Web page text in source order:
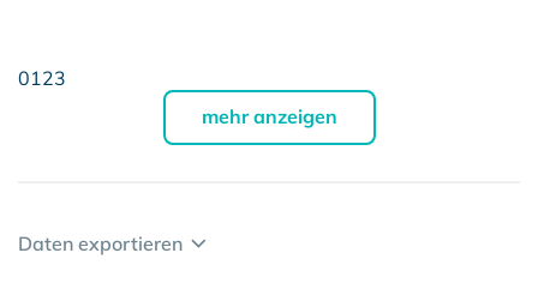
0123
mehr anzeigen
Daten exportieren